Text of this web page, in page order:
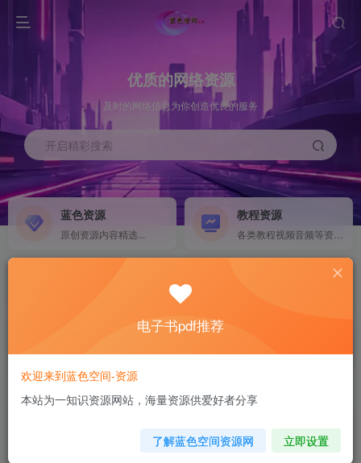
优质的网络资源
及时的网络信息为你创造优良的服务
开启精彩搜索
蓝色资源
原创资源内容精选...
教程资源
计算机 移动设备 软件下载....
电子书籍下载...
首页 网赚项目 正文
最新实操红利项目，一台手机日入50-500，无限批
量玩法，零基础易上手
电子书pdf推荐
欢迎来到蓝色空间-资源
本站为一知识资源网站，海量资源供爱好者分享
了解蓝色空间资源网 立即设置